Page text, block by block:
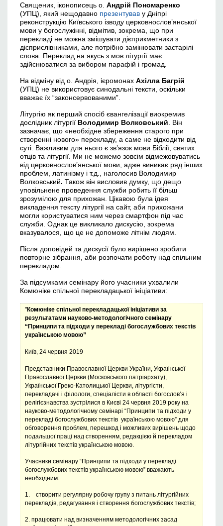
Священик, іконописець о. Андрій Пономаренко
(УПЦ), який нещодавно презентував у Дніпрі
реконструкцію Київського ізводу церковнослов’янської
мови у богослужінні, відмітив, зокрема, що при
перекладі не можна змішувати дієприкметники з
дієприслівниками, але потрібно замінювати застарілі
слова. Переклад на якусь з мов літургії має
здійснюватися за вибором парафій і громад.
На відміну від о. Андрія, ієромонах Ахілла Багрій
(УПЦ) не використовує синодальні тексти, оскільки
вважає їх “законсервованими”.
Літургію як перший спосіб євангелізації виокремив
дослідник літургії Володимир Волковський . Він
зазначає, що «необхідне збереження старого при
створенні нового» перекладу, а саме не відходити від
суті. Важливим для нього є зв’язок мови Біблії, святих
отців та літургії. Ми не можемо зовсім відмежовуватись
від церковнослов’янської мови, адже виникає ряд інших
проблем, латинізму і т.д., наголосив Володимир
Волковський. Також він висловив думку, що дещо
уповільнене проведення служби робить її більш
зрозумілою для прихожан. Цікавою була ідея
викладення тексту літургії на сайт, аби прихожани
могли користуватися ним через смартфон під час
служби. Однак це викликало дискусію, зокрема
вказувалося, що це не допоможе літнім людям.
Після доповідей та дискусії було вирішено зробити
повторне зібрання, аби розпочати роботу над спільним
перекладом.
За підсумками семінару його учасники ухвалили
Комюніке спільної перекладацької ініціативи:
"Комюніке спільної перекладацької ініціативи за
результатами науково-методологічного семінару
“Принципи та підходи у перекладі богослужбових текстів
українською мовою”
Київ, 24 червня 2019
Представники Православної Церкви України, Української
Православної Церкви (Московського патріархату),
Української Греко-Католицької Церкви, літургісти,
перекладачі і філологи, спеціалісти в області богослов’я і
релігієзнавства зустрілися в Києві 24 червня 2019 року на
науково-методологічному семінарі “Принципи та підходи у
перекладі богослужбових текстів українською мовою” для
обговорення проблем, перешкод і можливих вирішень щодо
подальшої праці над створенням, редакцією й перекладом
літургійних текстів українською мовою.
Учасники семінару “Принципи та підходи у перекладі
богослужбових текстів українською мовою” вважають
необхідним:
1. створити регулярну робочу групу з питань літургійних
перекладів, редагування і створення богослужбових текстів;
2. працювати над визначенням методологічних засад